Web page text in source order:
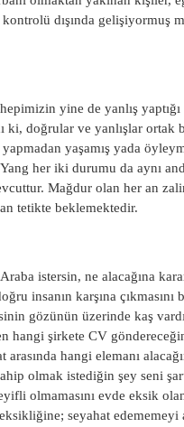
kontrolü dışında gelişiyormuş
yine de yanlış
ki, doğrular ve yanlışlar
yapmadan yaşamış yada
her iki durumu da aynı
Mağdur olan her an
tetikte beklemektedir.
istersin, ne alacağına
insanın karşına çıkmasını
gözünün üzerinde kaş
hangi şirkete CV
hangi elemanı
olmak istediğin şey seni
olmamasını evde eksik
seyahat edememeyi